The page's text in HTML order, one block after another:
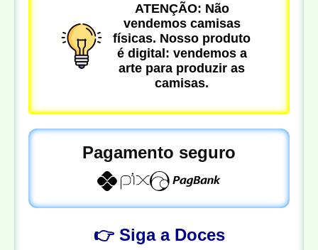
ATENÇÃO: Não
vendemos camisas
físicas. Nosso produto
é digital: vendemos a
arte para produzir as
camisas.
Pagamento seguro
👉 Siga a Doces